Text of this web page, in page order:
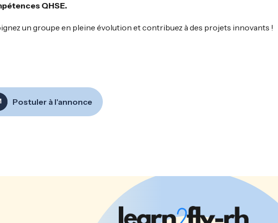
QHSE.
un groupe en pleine évolution et contribuez à des projets innovants !
Postuler à l'annonce